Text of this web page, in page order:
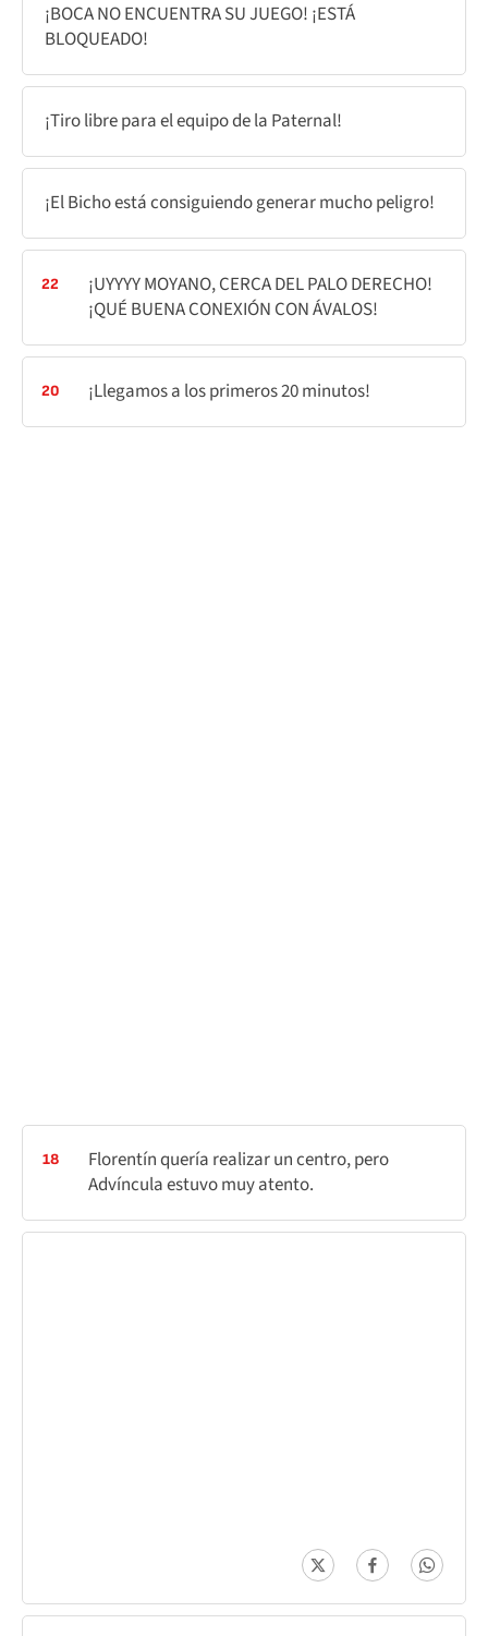
¡BOCA NO ENCUENTRA SU JUEGO! ¡ESTÁ
BLOQUEADO!
¡Tiro libre para el equipo de la Paternal!
¡El Bicho está consiguiendo generar mucho peligro!
22
¡UYYYY MOYANO, CERCA DEL PALO DERECHO!
¡QUÉ BUENA CONEXIÓN CON ÁVALOS!
20 ¡Llegamos a los primeros 20 minutos!
18
Florentín quería realizar un centro, pero
Advíncula estuvo muy atento.